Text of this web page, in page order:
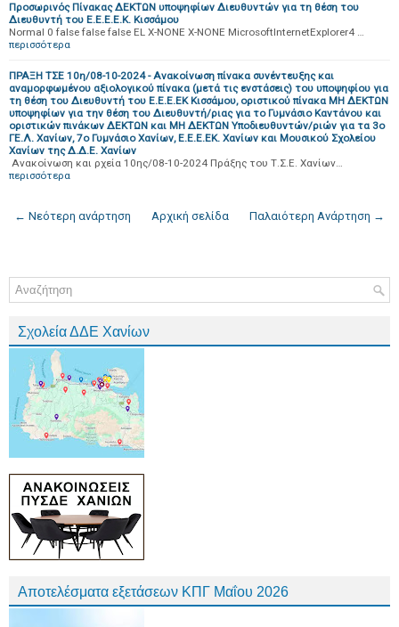
Προσωρινός Πίνακας ΔΕΚΤΩΝ υποψηφίων Διευθυντών για τη θέση του
Διευθυντή του Ε.Ε.Ε.Ε.Κ. Κισσάμου
Normal 0 false false false EL X-NONE X-NONE MicrosoftInternetExplorer4 …
περισσότερα
ΠΡΑΞΗ ΤΣΕ 10η/08-10-2024 - Ανακοίνωση πίνακα συνέντευξης και
αναμορφωμένου αξιολογικού πίνακα (μετά τις ενστάσεις) του υποψηφίου για
τη θέση του Διευθυντή του Ε.Ε.Ε.ΕΚ Κισσάμου, οριστικού πίνακα ΜΗ ΔΕΚΤΩΝ
υποψηφίων για την θέση του Διευθυντή/ριας για το Γυμνάσιο Καντάνου και
οριστικών πινάκων ΔΕΚΤΩΝ και ΜΗ ΔΕΚΤΩΝ Υποδιευθυντών/ριών για τα 3ο
ΓΕ.Λ. Χανίων, 7ο Γυμνάσιο Χανίων, Ε.Ε.Ε.ΕΚ. Χανίων και Μουσικού Σχολείου
Χανίων της Δ.Δ.Ε. Χανίων
Ανακοίνωση και ρχεία 10ης/08-10-2024 Πράξης του Τ.Σ.Ε. Χανίων…
περισσότερα
← Νεότερη ανάρτηση Παλαιότερη Ανάρτηση →
Αρχική σελίδα
Σχολεία ΔΔΕ Χανίων
Αποτελέσματα εξετάσεων ΚΠΓ Μαΐου 2026